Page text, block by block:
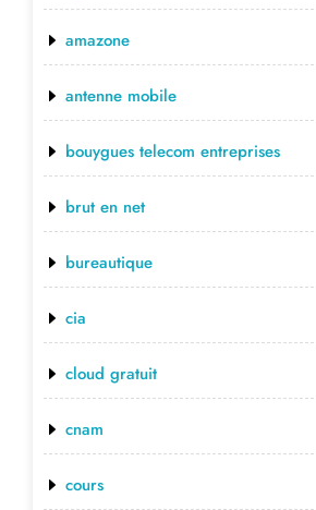
amazone
antenne mobile
bouygues telecom entreprises
brut en net
bureautique
cia
cloud gratuit
cnam
cours